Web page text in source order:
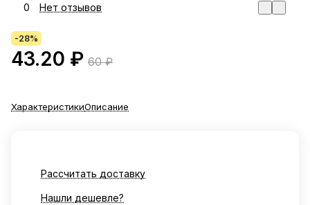
0 Нет отзывов
-28%
43.20 ₽ 60 ₽
ХарактеристикиОписание
Рассчитать доставку
Нашли дешевле?